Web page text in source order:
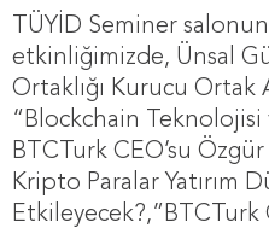
TÜYİD Seminer
etkinliğimizde, Ünsal
Ortaklığı Kurucu Ortak
“Blockchain
BTCTurk CEO’su
Kripto Paralar Yatırım
Etkileyecek?,”BTCTurk